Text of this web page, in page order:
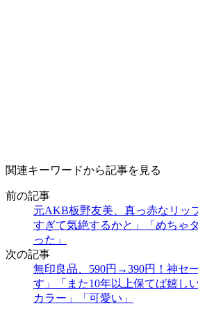
関連キーワードから記事を見る
前の記事
元AKB板野友美、真っ赤なリッ
すぎて気絶するかと」「めちゃ
った」
次の記事
無印良品、590円→390円！神セ
す」「また10年以上保てば嬉し
カラー」「可愛い」